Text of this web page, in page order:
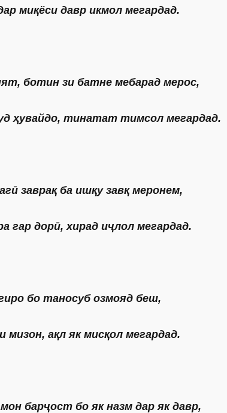
миқёси давр икмол мегардад.
ботин зи батне мебарад мерос,
ҳувайдо, тинатат тимсол мегардад.
заврақ ба ишқу завқ меронем,
гар дорӣ, хирад иҷлол мегардад.
бо таносуб озмояд беш,
мизон, ақл як мисқол мегардад.
барҷост бо як назм дар як давр,